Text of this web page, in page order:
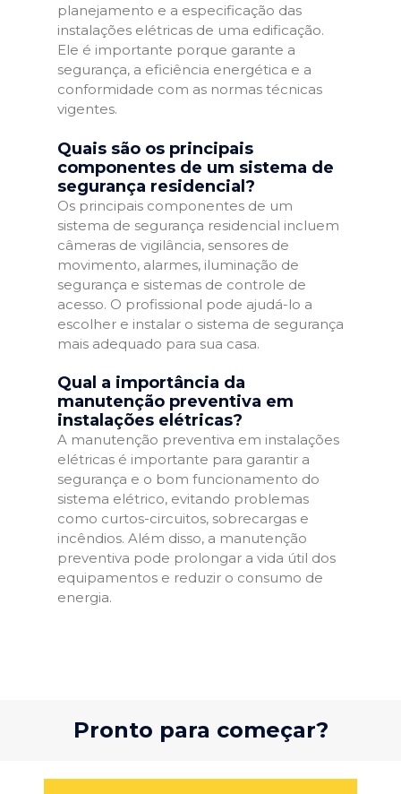
planejamento e a especificação das
instalações elétricas de uma edificação.
Ele é importante porque garante a
segurança, a eficiência energética e a
conformidade com as normas técnicas
vigentes.
Quais são os principais
componentes de um sistema de
segurança residencial?
Os principais componentes de um
sistema de segurança residencial incluem
câmeras de vigilância, sensores de
movimento, alarmes, iluminação de
segurança e sistemas de controle de
acesso. O profissional pode ajudá-lo a
escolher e instalar o sistema de segurança
mais adequado para sua casa.
Qual a importância da
manutenção preventiva em
instalações elétricas?
A manutenção preventiva em instalações
elétricas é importante para garantir a
segurança e o bom funcionamento do
sistema elétrico, evitando problemas
como curtos-circuitos, sobrecargas e
incêndios. Além disso, a manutenção
preventiva pode prolongar a vida útil dos
equipamentos e reduzir o consumo de
energia.
Pronto para começar?